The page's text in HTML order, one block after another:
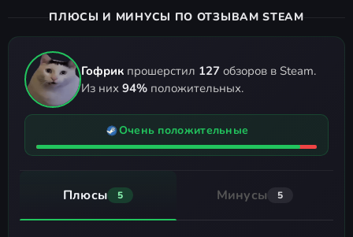
ПЛЮСЫ И МИНУСЫ ПО ОТЗЫВАМ STEAM
Гофрик прошерстил 127 обзоров в Steam.
Из них 94% положительных.
Очень положительные
Плюсы 5 Минусы 5